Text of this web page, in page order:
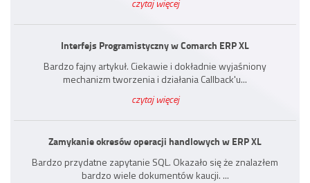
czytaj więcej
Interfejs Programistyczny w Comarch ERP XL
Bardzo fajny artykuł. Ciekawie i dokładnie wyjaśniony
mechanizm tworzenia i działania Callback'u...
czytaj więcej
Zamykanie okresów operacji handlowych w ERP XL
Bardzo przydatne zapytanie SQL. Okazało się że znalazłem
bardzo wiele dokumentów kaucji. ...